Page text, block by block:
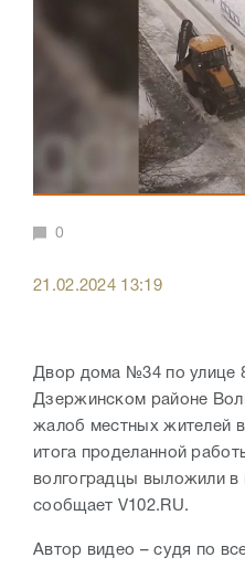
0
21.02.2024 13:19
Двор дома №34 по улице
Дзержинском районе
жалоб местных жителей
итога проделанной
волгоградцы выложили в
сообщает V102.RU.
Автор видео – судя по